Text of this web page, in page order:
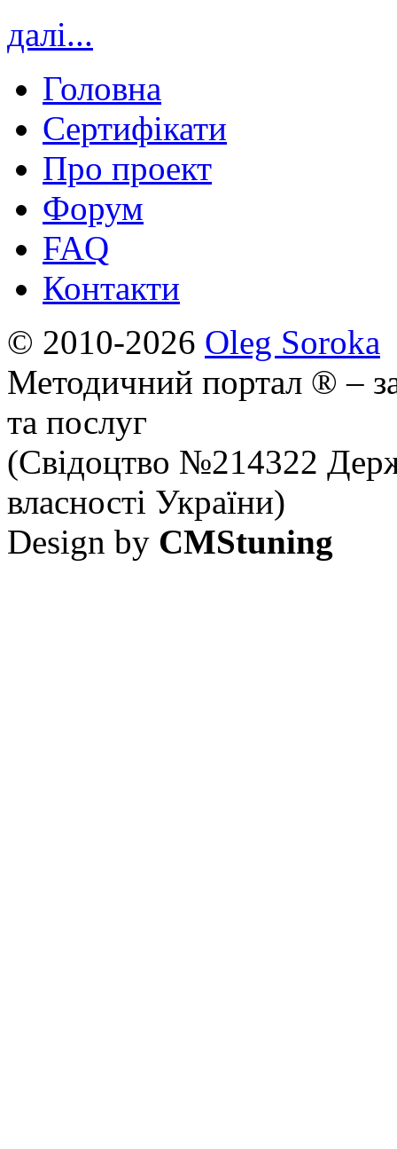
далі...
Головна
Сертифікати
Про проект
Форум
FAQ
Контакти
© 2010-2026 Oleg Soroka
Методичний портал ® –
та послуг
(Свідоцтво №214322
власності України)
Design by CMStuning